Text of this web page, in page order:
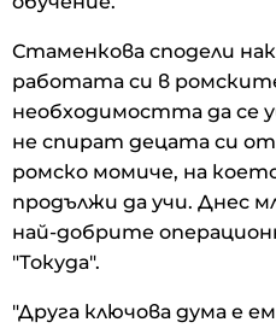
Стаменкова сподели
работата си в
необходимостта да се
не спират децата си от
ромско момиче, на
продължи да учи. Днес
най-добрите
"Токуда".
"Друга ключова дума е